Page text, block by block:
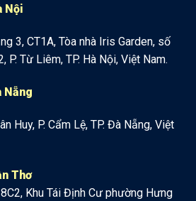
Nội
3, CT1A, Tòa nhà Iris Garden, số
P. Từ Liêm, TP. Hà Nội, Việt Nam.
Nẵng
Huy, P. Cẩm Lệ, TP. Đà Nẵng, Việt
Thơ
Khu Tái Định Cư phường Hưng